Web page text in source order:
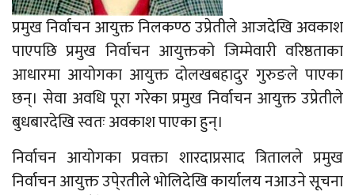
प्रमुख निर्वाचन आयुक्त निलकण्ठ उप्रेतीले आजदेखि अवकाश
पाएपछि प्रमुख निर्वाचन आयुक्तको जिम्मेवारी वरिष्ठताका
आधारमा आयोगका आयुक्त दोलखबहादुर गुरुङले पाएका
छन्। सेवा अवधि पूरा गरेका प्रमुख निर्वाचन आयुक्त उप्रेतीले
बुधबारदेखि स्वतः अवकाश पाएका हुन्।
निर्वाचन आयोगका प्रवक्ता शारदाप्रसाद त्रितालले प्रमुख
निर्वाचन आयुक्त उपे्रतीले भोलिदेखि कार्यालय नआउने सूचना